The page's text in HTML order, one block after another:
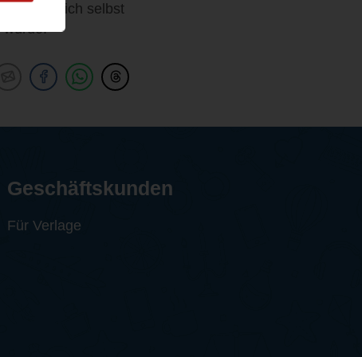
man sich selbst
würde.
Geschäftskunden
Für Verlage